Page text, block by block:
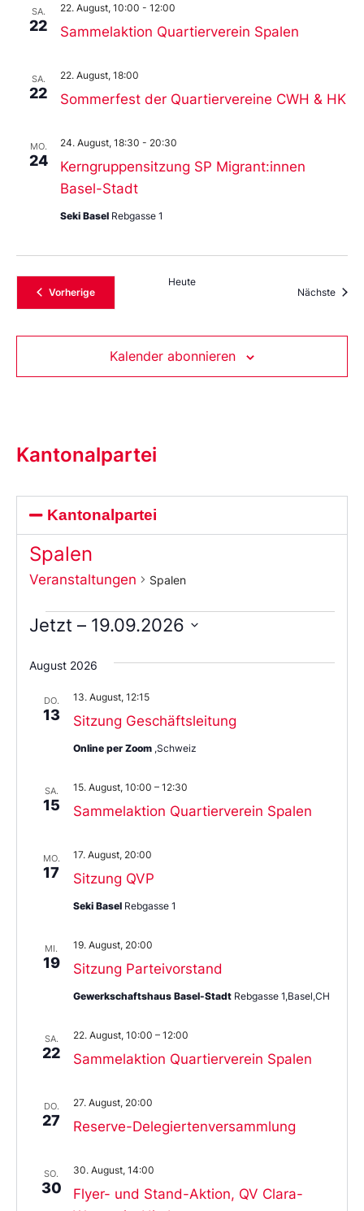
SA.
22 Sammelaktion Quartierverein Spalen
22. August, 10:00 - 12:00
SA.
22 Sommerfest der Quartiervereine CWH & HK
22. August, 18:00
MO.
24
Kerngruppensitzung SP Migrant:innen
Basel-Stadt
24. August, 18:30 - 20:30
Seki Basel Rebgasse 1
VorherigeVeranstaltungen
Heute
Nächste
Kalender abonnieren
Kantonalpartei
Kantonalpartei
Spalen
Veranstaltungen Spalen
Jetzt – 19.09.2026
Sie
das
aus.
August 2026
DO.
13 Sitzung Geschäftsleitung
13. August, 12:15
Online per Zoom ,Schweiz
SA.
15 Sammelaktion Quartierverein Spalen
15. August, 10:00 – 12:30
MO.
17 Sitzung QVP
17. August, 20:00
Seki Basel Rebgasse 1
MI.
19 Sitzung Parteivorstand
19. August, 20:00
Gewerkschaftshaus Basel-Stadt Rebgasse 1,Basel,CH
SA.
22 Sammelaktion Quartierverein Spalen
22. August, 10:00 – 12:00
DO.
27 Reserve-Delegiertenversammlung
27. August, 20:00
SO.
30
Flyer- und Stand-Aktion, QV Clara-
30. August, 14:00